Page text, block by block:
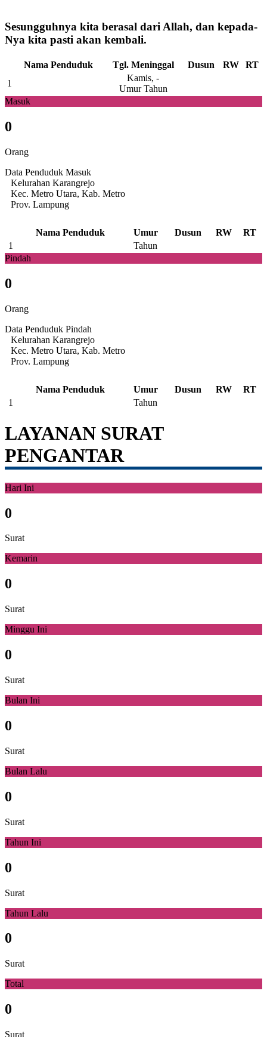
Sesungguhnya kita berasal dari Allah, dan kepada-
Nya kita pasti akan kembali.
Nama Penduduk Tgl. Meninggal Dusun RW
RT
1
Kamis, -
Umur Tahun
Masuk
0
Orang
Data Penduduk Masuk
Kelurahan Karangrejo
Kec. Metro Utara, Kab. Metro
Prov. Lampung
Nama Penduduk Umur Dusun RW
RT
1
Tahun
Pindah
0
Orang
Data Penduduk Pindah
Kelurahan Karangrejo
Kec. Metro Utara, Kab. Metro
Prov. Lampung
Nama Penduduk Umur Dusun RW
RT
1
Tahun
LAYANAN SURAT
PENGANTAR
Hari Ini
0
Surat
Kemarin
0
Surat
Minggu Ini
0
Surat
Bulan Ini
0
Surat
Bulan Lalu
0
Surat
Tahun Ini
0
Surat
Tahun Lalu
0
Surat
Total
0
Surat